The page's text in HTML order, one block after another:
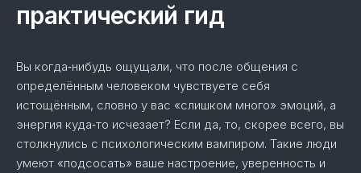
практический гид
Вы когда‑нибудь ощущали, что после общения с
определённым человеком чувствуете себя
истощённым, словно у вас «слишком много» эмоций, а
энергия куда‑то исчезает? Если да, то, скорее всего, вы
столкнулись с психологическим вампиром. Такие люди
умеют «подсосать» ваше настроение, уверенность и